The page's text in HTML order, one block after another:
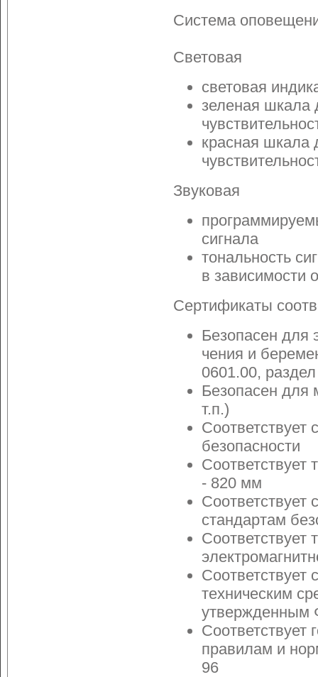
Система
Световая
световая
зеленая шкала
красная шкала
Звуковая
сигнала
тональность
в зависимости
Сертификаты
Безопасен для
чения и
0601.00,
Безопасен для
т.п.)
Соответствует
безопасности
- 820 мм
стандартам
Соответствует
техническим
утвержденным
Соответствует
правилам и
96